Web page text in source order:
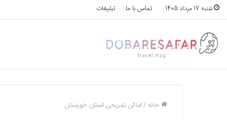
شنبه 17 مرداد 1405 تماس با ما تبلیغات
خانه /اماکن تفریحی استان خوزستان